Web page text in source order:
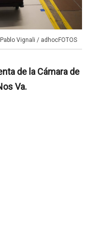
Vignali / adhocFOTOS
de la Cámara de
Va.